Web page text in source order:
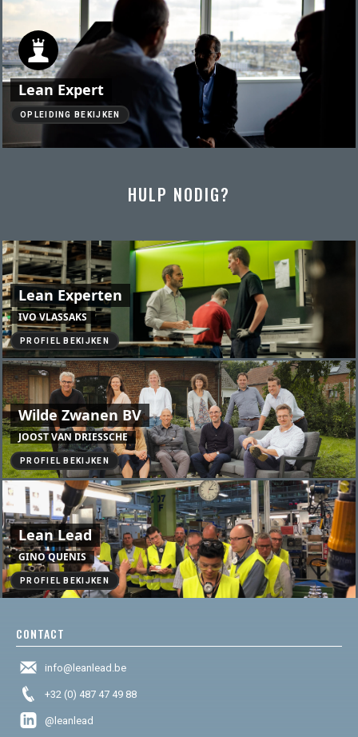
Lean Expert
OPLEIDING BEKIJKEN
HULP NODIG?
Lean Experten
IVO VLASSAKS
PROFIEL BEKIJKEN
Wilde Zwanen BV
JOOST VAN DRIESSCHE
PROFIEL BEKIJKEN
Lean Lead
GINO QUENIS
PROFIEL BEKIJKEN
CONTACT
info@leanlead.be
+32 (0) 487 47 49 88
@leanlead